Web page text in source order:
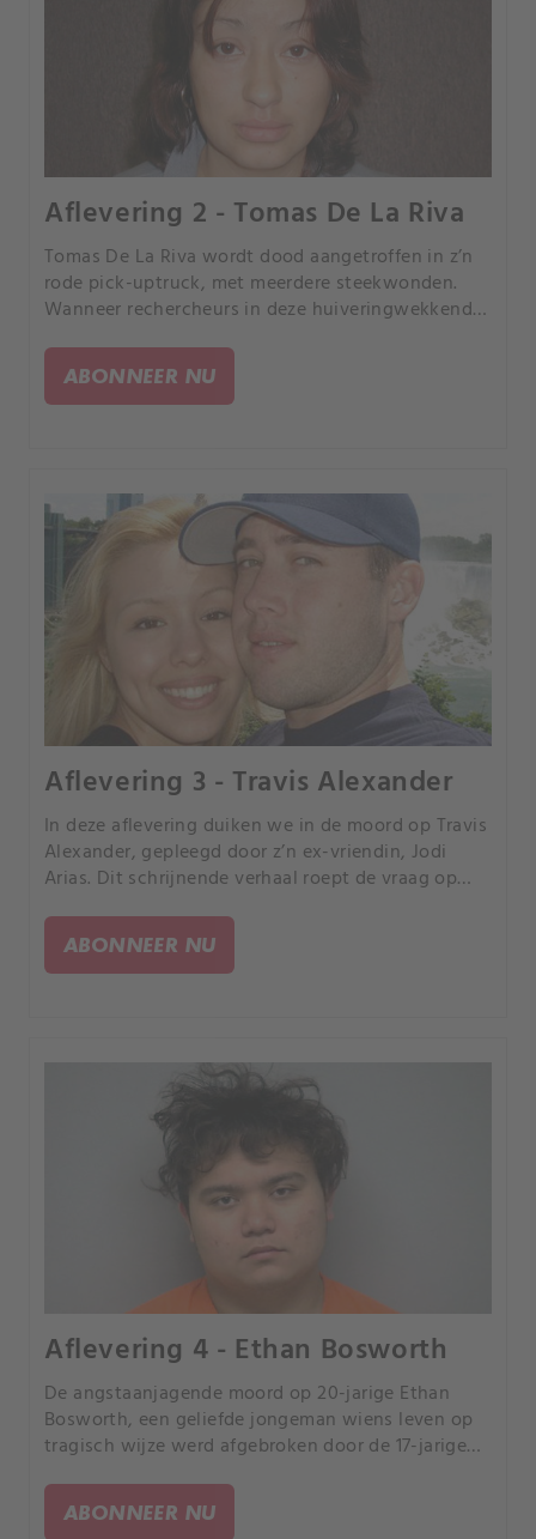
Aflevering 2 - Tomas De La Riva
Tomas De La Riva wordt dood aangetroffen in z’n
rode pick-uptruck, met meerdere steekwonden.
Wanneer rechercheurs in deze huiveringwekkende
jaloezie die wijzen naar twee schokkende
verdachten.
ABONNEER NU
Aflevering 3 - Travis Alexander
In deze aflevering duiken we in de moord op Travis
Alexander, gepleegd door z’n ex-vriendin, Jodi
Arias. Dit schrijnende verhaal roept de vraag op
te nemen, vooral van iemand van wie diegene eens
hield?.
ABONNEER NU
Aflevering 4 - Ethan Bosworth
De angstaanjagende moord op 20-jarige Ethan
Bosworth, een geliefde jongeman wiens leven op
tragisch wijze werd afgebroken door de 17-jarige
de verwoestende consequenties van
ongecontroleerde obsessie.
ABONNEER NU